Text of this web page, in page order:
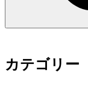
カテゴリー